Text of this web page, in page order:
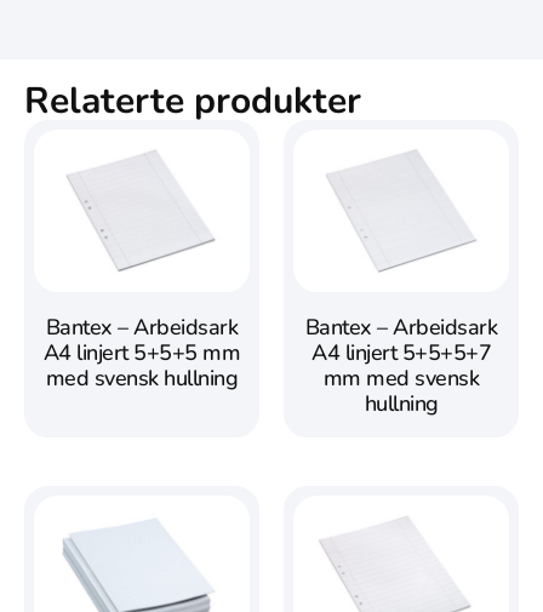
Relaterte produkter
Bantex – Arbeidsark
A4 linjert 5+5+5 mm
med svensk hullning
Bantex – Arbeidsark
A4 linjert 5+5+5+7
mm med svensk
hullning